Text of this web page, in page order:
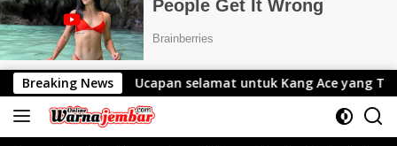
Langsung
ke
konten
Breaking News
selamat untuk Kang Ace yang Telah Resmi Menjabat